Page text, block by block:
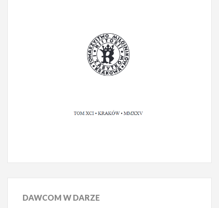
DAWCOM W DARZE